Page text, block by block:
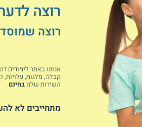
רוצה
רוצה
אנחנו באתר לימודים
קבלה, מלגות, עלויות,
השירות שלנובחינם.
מתחייבים לא